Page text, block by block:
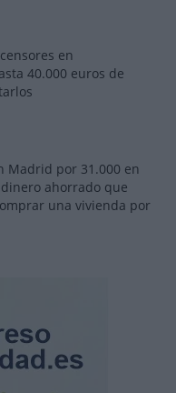
en
40.000 euros de
Madrid por 31.000 en
ahorrado que
una vivienda por